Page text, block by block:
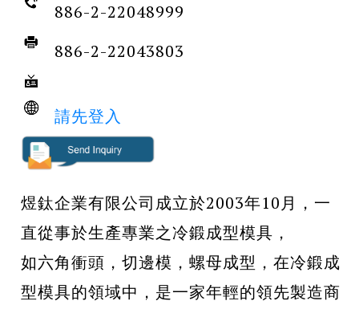
886-2-22048999
886-2-22043803
請先登入
煜鈦企業有限公司成立於2003年10月，一
直從事於生產專業之冷鍛成型模具，
如六角衝頭，切邊模，螺母成型，在冷鍛成
型模具的領域中，是一家年輕的領先製造商